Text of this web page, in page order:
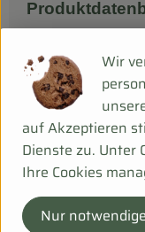
Herkunft
Hersteller: BDN
Holland
Ben&Anna
Wir
auf Akzeptieren
Dienste zu. Unter
Ihre Cookies
Nur